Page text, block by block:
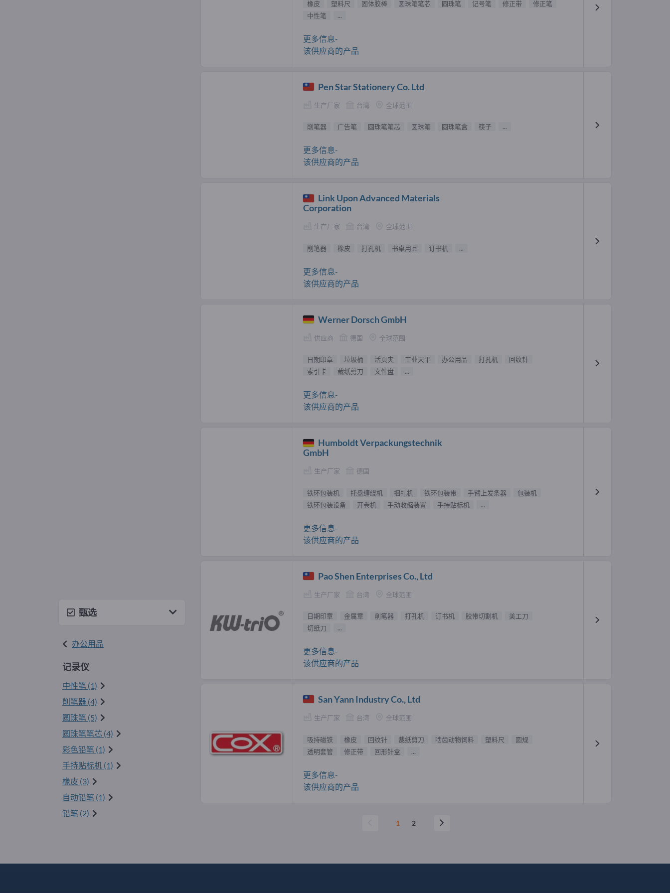
甄选
办公用品
记录仪
中性笔 (1)
削笔器 (4)
圆珠笔 (5)
圆珠笔笔芯 (4)
彩色铅笔 (1)
手持贴标机 (1)
橡皮 (3)
自动铅笔 (1)
铅笔 (2)
橡皮 塑料尺 固体胶棒 圆珠笔笔芯 圆珠笔 记号笔 修正带
修正笔
中性笔
...
更多信息-
该供应商的产品
Pen Star Stationery Co. Ltd
生产厂家 台湾 全球范围
削笔器 广告笔 圆珠笔笔芯 圆珠笔 圆珠笔盒 筷子 ...
更多信息-
该供应商的产品
Link Upon Advanced Materials
Corporation
生产厂家 台湾 全球范围
削笔器 橡皮 打孔机 书桌用品 订书机 ...
更多信息-
该供应商的产品
Werner Dorsch GmbH
供应商 德国 全球范围
日期印章 垃圾桶 活页夹 工业天平 办公用品 打孔机
回纹针
索引卡
裁纸剪刀 文件盘 ...
更多信息-
该供应商的产品
Humboldt Verpackungstechnik
GmbH
生产厂家 德国
铁环包装机 托盘缠绕机 捆扎机 铁环包装带 手臂上发条器
包装机
铁环包装设备
开卷机 手动收缩装置 手持贴标机 ...
更多信息-
该供应商的产品
Pao Shen Enterprises Co., Ltd
生产厂家 台湾 全球范围
日期印章 金属章 削笔器 打孔机 订书机 胶带切割机
美工刀
切纸刀
...
更多信息-
该供应商的产品
San Yann Industry Co., Ltd
生产厂家 台湾 全球范围
吸持磁铁 橡皮 回纹针 裁纸剪刀 啮齿动物饲料 塑料尺
圆规
透明套管
修正带 回形针盒 ...
更多信息-
该供应商的产品
1 2